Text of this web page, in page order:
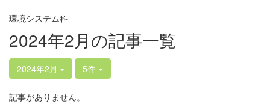
環境システム科
2024年2月の記事一覧
2024年2月 5件
記事がありません。